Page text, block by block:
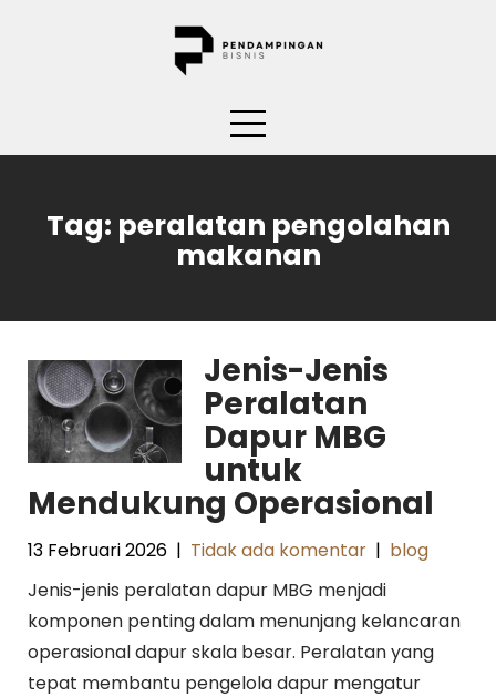
Tag: peralatan pengolahan
makanan
Jenis-Jenis
Peralatan
Dapur MBG
untuk
Mendukung Operasional
13 Februari 2026 | Tidak ada komentar | blog
Jenis-jenis peralatan dapur MBG menjadi
komponen penting dalam menunjang kelancaran
operasional dapur skala besar. Peralatan yang
tepat membantu pengelola dapur mengatur